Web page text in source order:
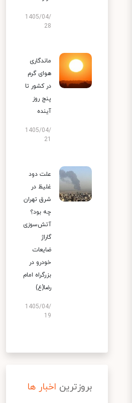
1405/04/
28
ماندگاری
هوای گرم
در کشور تا
پنج روز
آینده
1405/04/
علت دود
غلیظ در
شرق تهران
چه بود؟
آتش‌سوزی
گاراژ
ضایعات
خودرو در
بزرگراه امام
رضا(ع)
1405/04/
19
بروزترین اخبار ها